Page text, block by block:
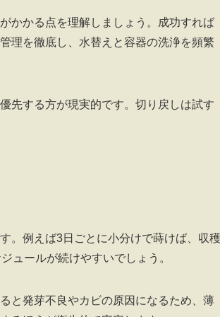
かかる点を理解しましょう。成功すれば
理を徹底し、水替えと容器の洗浄を頻繁
先する方が現実的です。切り戻しは試す
。例えば3日ごとに小分けで蒔けば、収穫
ュールが続けやすいでしょう。
と発芽不良やカビの原因になるため、薄